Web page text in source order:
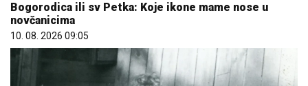
Bogorodica ili sv Petka: Koje ikone mame nose u
novčanicima
10. 08. 2026 09:05